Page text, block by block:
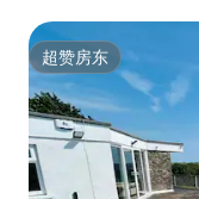
超赞房东
超赞房东